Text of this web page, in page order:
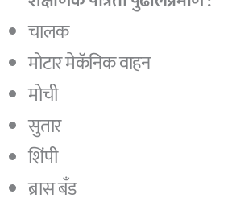
चालक
मोटार मेकॅनिक वाहन
मोची
सुतार
शिंपी
ब्रास बँड